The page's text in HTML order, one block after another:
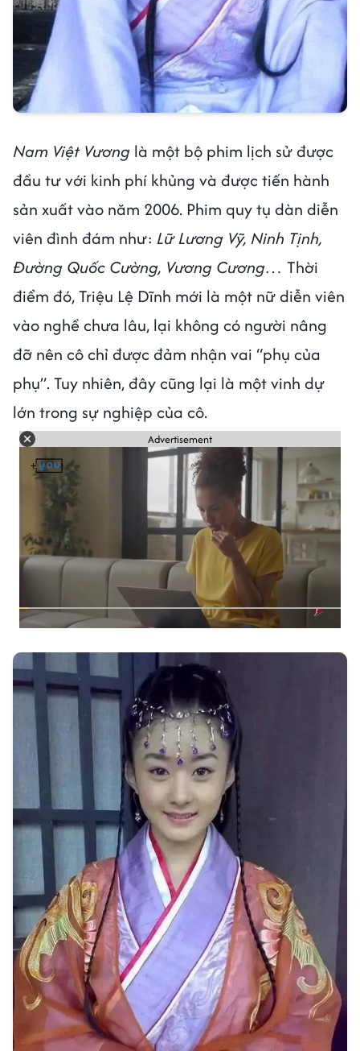
Nam Việt Vương là một bộ phim lịch sử được
đầu tư với kinh phí khủng và được tiến hành
sản xuất vào năm 2006. Phim quy tụ dàn diễn
viên đình đám như: Lữ Lương Vỹ, Ninh Tịnh,
Đường Quốc Cường, Vương Cương… Thời
điểm đó, Triệu Lệ Dĩnh mới là một nữ diễn viên
vào nghề chưa lâu, lại không có người nâng
đỡ nên cô chỉ được đảm nhận vai “phụ của
phụ”. Tuy nhiên, đây cũng lại là một vinh dự
lớn trong sự nghiệp của cô.
Advertisement